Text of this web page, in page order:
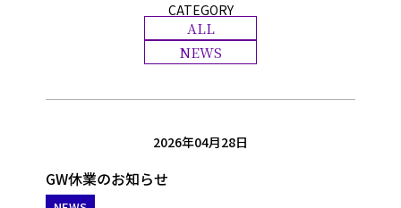
CATEGORY
ALL
NEWS
2026年04月28日
GW休業のお知らせ